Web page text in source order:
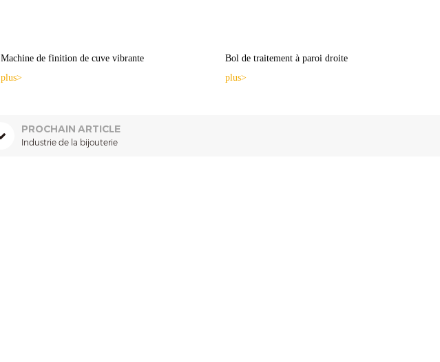
Machine de finition de cuve vibrante
plus>
Bol de traitement à paroi droite
plus>
PROCHAIN ARTICLE
Industrie de la bijouterie